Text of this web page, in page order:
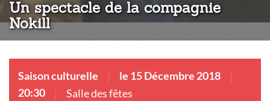
Un spectacle de la compagnie
Nokill
Saison culturelle
le 15 Décembre 2018
20:30
Salle des fêtes